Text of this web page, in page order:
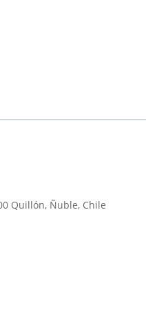
Quillón, Ñuble, Chile